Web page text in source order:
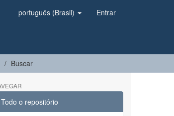
português (Brasil) Entrar
Buscar
Todo o repositório